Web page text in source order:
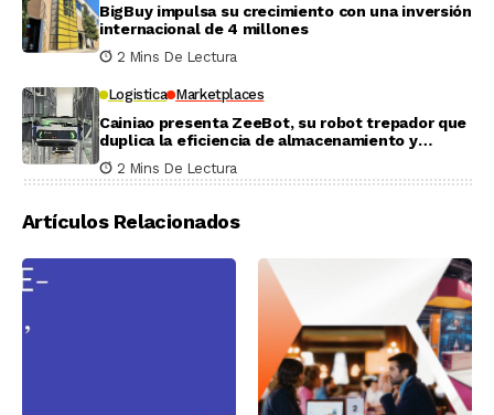
BigBuy impulsa su crecimiento con una inversión
internacional de 4 millones
2 Mins De Lectura
Logistica Marketplaces
Cainiao presenta ZeeBot, su robot trepador que
duplica la eficiencia de almacenamiento y
recogida en pruebas reales
2 Mins De Lectura
Artículos Relacionados